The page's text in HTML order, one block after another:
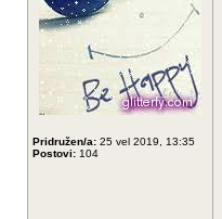
Pridružen/a: 25 vel 2019, 13:35
Postovi: 104